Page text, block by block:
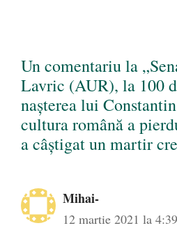
Un comentariu la
Lavric (AUR), la 100
nașterea lui
cultura română a
a câștigat un martir
Mihai-
12 martie 2021 la